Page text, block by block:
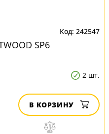
242547
SP6
2 шт.
В КОРЗИНУ